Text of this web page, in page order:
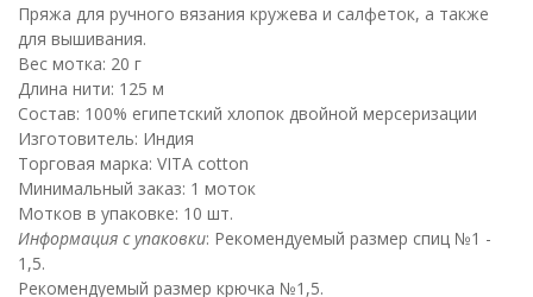
Пряжа для ручного вязания кружева и салфеток, а также
для вышивания.
Вес мотка: 20 г
Длина нити: 125 м
Состав: 100% египетский хлопок двойной мерсеризации
Изготовитель: Индия
Торговая марка: VITA cotton
Минимальный заказ: 1 моток
Мотков в упаковке: 10 шт.
Информация с упаковки: Рекомендуемый размер спиц №1 -
1,5.
Рекомендуемый размер крючка №1,5.